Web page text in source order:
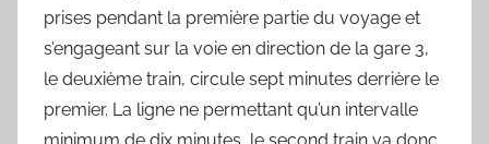
prises pendant la première partie du voyage et
s’engageant sur la voie en direction de la gare 3,
le deuxième train, circule sept minutes derrière le
premier. La ligne ne permettant qu’un intervalle